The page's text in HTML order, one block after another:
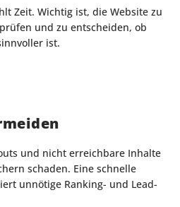
Zeit. Wichtig ist, die Website zu
und zu entscheiden, ob
ist.
und nicht erreichbare Inhalte
schaden. Eine schnelle
unnötige Ranking- und Lead-